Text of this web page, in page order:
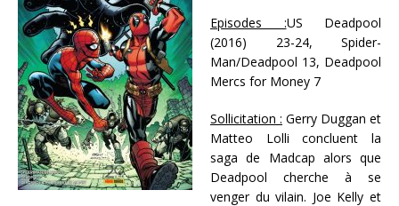
Episodes :US Deadpool
(2016) 23-24, Spider-
Man/Deadpool 13, Deadpool
Mercs for Money 7
Sollicitation : Gerry Duggan et
Matteo Lolli concluent la
saga de Madcap alors que
Deadpool cherche à se
venger du vilain. Joe Kelly et